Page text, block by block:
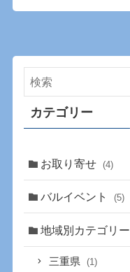
カテゴリー
お取り寄せ (4)
バルイベント (5)
地域別カテゴリー
三重県 (1)